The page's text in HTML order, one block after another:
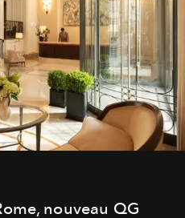
nouveau QG